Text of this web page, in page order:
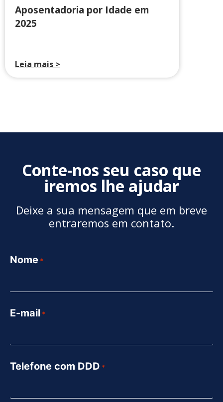
Aposentadoria por Idade em
2025
Leia mais >
Conte-nos seu caso que
iremos lhe ajudar
Deixe a sua mensagem que em breve
entraremos em contato.
Nome *
E-mail *
Telefone com DDD *